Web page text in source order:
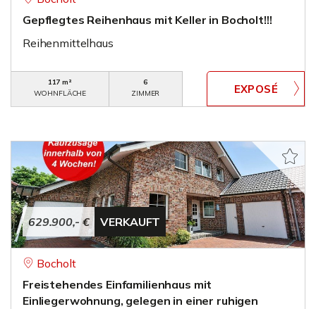
Gepflegtes Reihenhaus mit Keller in Bocholt!!!
Reihenmittelhaus
117 m²
WOHNFLÄCHE
6
ZIMMER
629.900,- € VERKAUFT
Bocholt
Freistehendes Einfamilienhaus mit
Einliegerwohnung, gelegen in einer ruhigen